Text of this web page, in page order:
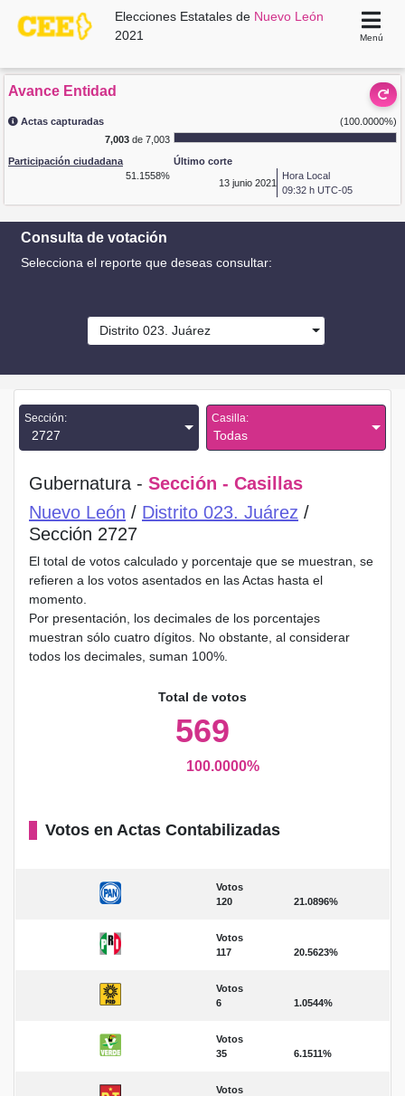
Elecciones Estatales de Nuevo León
2021
Menú
Avance Entidad
Actas capturadas
(100.0000%)
7,003de 7,003
Participación ciudadana
51.1558%
Último corte
13 junio 2021
Hora Local
09:32 h UTC-05
Consulta de votación
Selecciona el reporte que deseas consultar:
Distrito 023. Juárez
Sección:
2727
Casilla:
Todas
Gubernatura - Sección - Casillas
Nuevo León / Distrito 023. Juárez /
Sección 2727
El total de votos calculado y porcentaje que se muestran, se
refieren a los votos asentados en las Actas hasta el
momento.
Por presentación, los decimales de los porcentajes
muestran sólo cuatro dígitos. No obstante, al considerar
todos los decimales, suman 100%.
Total de votos
569
100.0000%
Votos en Actas Contabilizadas
Votos
120
21.0896%
Votos
117
20.5623%
Votos
6
1.0544%
Votos
35
6.1511%
Votos